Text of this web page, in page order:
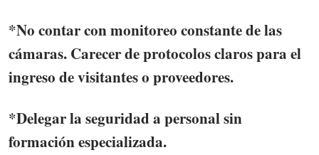
*No contar con monitoreo constante de las
cámaras. Carecer de protocolos claros para el
ingreso de visitantes o proveedores.
*Delegar la seguridad a personal sin
formación especializada.